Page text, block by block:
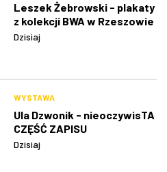
Leszek Żebrowski - plakaty
z kolekcji BWA w Rzeszowie
Dzisiaj
WYSTAWA
Ula Dzwonik - nieoczywisTA
CZĘŚĆ ZAPISU
Dzisiaj